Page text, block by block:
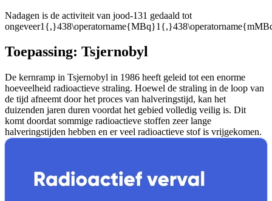
Nadagen is de activiteit van jood-131 gedaald tot
ongeveer
Toepassing: Tsjernobyl
De kernramp in Tsjernobyl in 1986 heeft geleid tot een enorme
hoeveelheid radioactieve straling. Hoewel de straling in de loop van
de tijd afneemt door het proces van halveringstijd, kan het
duizenden jaren duren voordat het gebied volledig veilig is. Dit
komt doordat sommige radioactieve stoffen zeer lange
halveringstijden hebben en er veel radioactieve stof is vrijgekomen.